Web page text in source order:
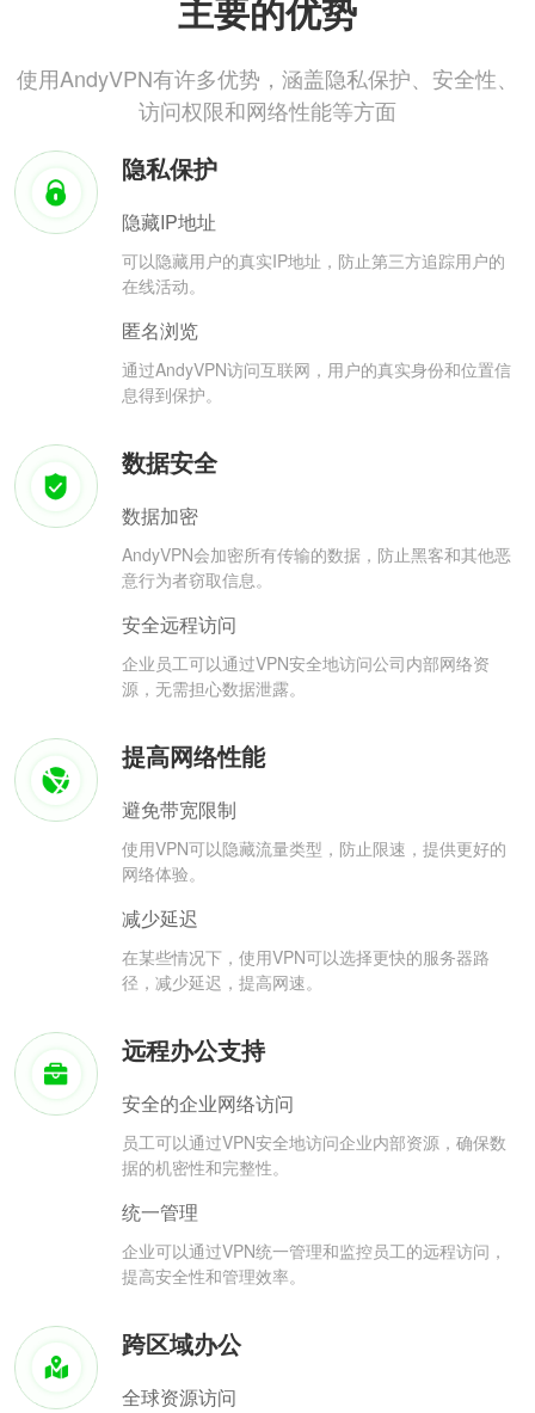
主要的优势
使用AndyVPN有许多优势，涵盖隐私保护、安全性、
访问权限和网络性能等方面
隐私保护
隐藏IP地址
可以隐藏用户的真实IP地址，防止第三方追踪用户的
在线活动。
匿名浏览
通过AndyVPN访问互联网，用户的真实身份和位置信
息得到保护。
数据安全
数据加密
AndyVPN会加密所有传输的数据，防止黑客和其他恶
意行为者窃取信息。
安全远程访问
企业员工可以通过VPN安全地访问公司内部网络资
源，无需担心数据泄露。
提高网络性能
避免带宽限制
使用VPN可以隐藏流量类型，防止限速，提供更好的
网络体验。
减少延迟
在某些情况下，使用VPN可以选择更快的服务器路
径，减少延迟，提高网速。
远程办公支持
安全的企业网络访问
员工可以通过VPN安全地访问企业内部资源，确保数
据的机密性和完整性。
统一管理
企业可以通过VPN统一管理和监控员工的远程访问，
提高安全性和管理效率。
跨区域办公
全球资源访问